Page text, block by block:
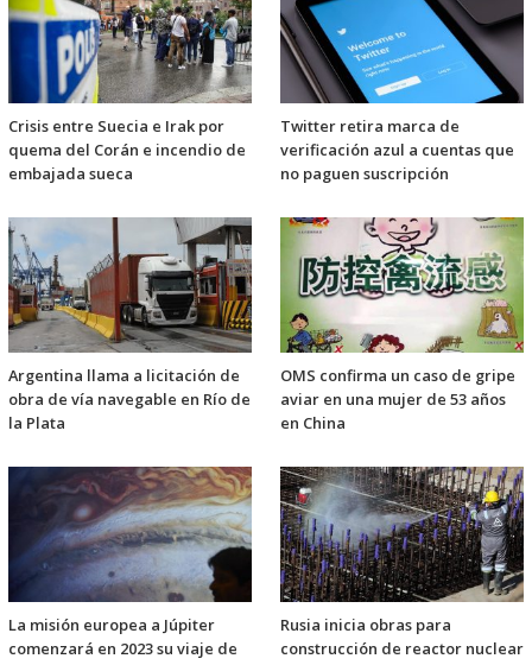
Crisis entre Suecia e Irak por
quema del Corán e incendio de
embajada sueca
Twitter retira marca de
verificación azul a cuentas que
no paguen suscripción
Argentina llama a licitación de
obra de vía navegable en Río de
la Plata
OMS confirma un caso de gripe
aviar en una mujer de 53 años
en China
La misión europea a Júpiter
comenzará en 2023 su viaje de
Rusia inicia obras para
construcción de reactor nuclear